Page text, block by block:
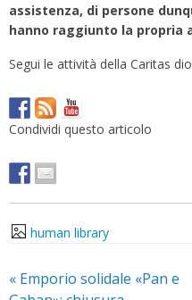
assistenza, di persone
hanno raggiunto la propria
Segui le attività della Caritas
Condividi questo articolo
human library
« Emporio solidale «Pan e